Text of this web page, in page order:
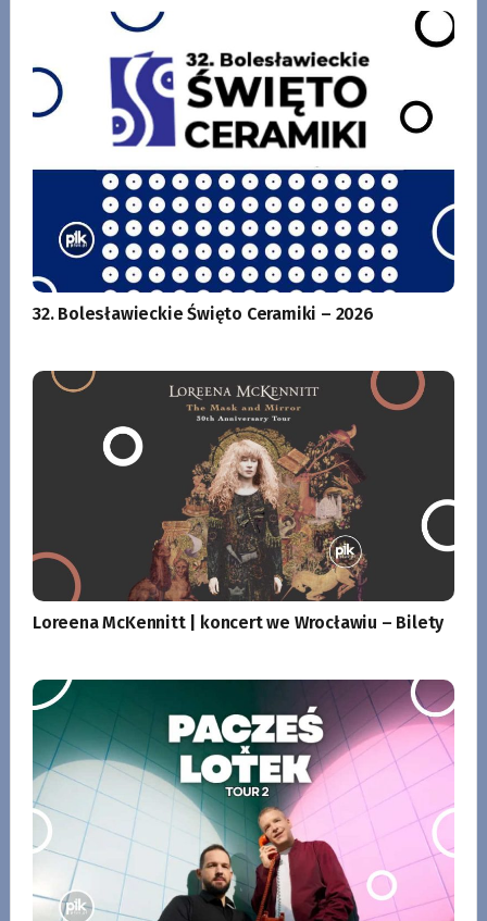
32. Bolesławieckie Święto Ceramiki – 2026
Loreena McKennitt | koncert we Wrocławiu – Bilety